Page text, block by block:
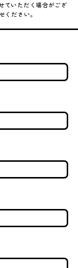
ていただく場合がござ
ください。